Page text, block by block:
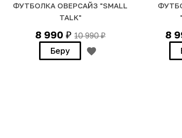
ФУТБОЛКА ОВЕРСАЙЗ "SMALL
TALK"
8 990₽ 10 990₽
Беру
8